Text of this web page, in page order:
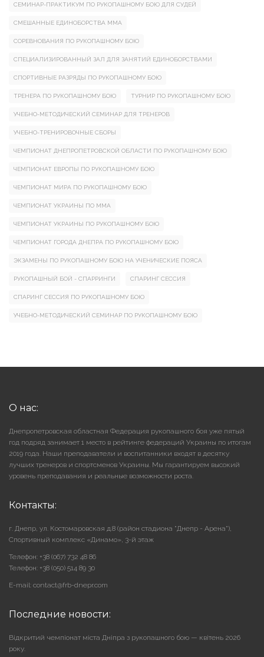
СЕМИНАР-ПРАКТИКУМ ПО РУКОПАШНОМУ БОЮ ДЛЯ СУДЕЙ
СМЕШАННЫЕ ЕДИНОБОРСТВА ММА
СОРЕВНОВАНИЯ ПО РУКОПАШНОМУ БОЮ
СПЕЦИАЛИЗИРОВАННЫЙ ЗАЛ ДЛЯ ЗАНЯТИЙ ЕДИНОБОРСТВАМИ
СПОРТИВНЫЕ РАЗРЯДЫ ПО РУКОПАШНОМУ БОЮ
ТРЕНЕРА ПО РУКОПАШНОМУ БОЮ ТУРНИР ПО РУКОПАШНОМУ БОЮ
УЧЕБНО-МЕТОДИЧЕСКИЙ СЕМИНАР ДЛЯ ТРЕНЕРОВ
УЧЕБНО-ТРЕНИРОВОЧНЫЕ СБОРЫ
ЧЕМПИОНАТ ДНЕПРОПЕТРОВСКОЙ ОБЛАСТИ ПО РУКОПАШНОМУ БОЮ
ЧЕМПИОНАТ ЕВРОПЫ ПО РУКОПАШНОМУ БОЮ
ЧЕМПИОНАТ МИРА ПО РУКОПАШНОМУ БОЮ
ЧЕМПИОНАТ УКРАИНЫ ПО ММА
ЧЕМПИОНАТ УКРАИНЫ ПО РУКОПАШНОМУ БОЮ
ЧЕМПИОНАТ ГОРОДА ДНЕПРА ПО РУКОПАШНОМУ БОЮ
ЭКЗАМЕНЫ ПО РУКОПАШНОМУ БОЮ НА УЧЕНИЧЕСКИЕ ПОЯСА
РУКОПАШНЫЙ БОЙ - СПАРРИНГИ СПАРИНГ СЕССИЯ
СПАРИНГ СЕССИЯ ПО РУКОПАШНОМУ БОЮ
УЧЕБНО-МЕТОДИЧЕСКИЙ СЕМИНАР ПО РУКОПАШНОМУ БОЮ
О нас:
Днепропетровская областная Федерация рукопашного боя уже пятый
год подряд занимает 1 место в рейтинге федераций Украины по итогам
2019 года. Наши преподаватели и воспитанники входят в десятку
лучших тренеров и спортсменов Украины. Мы гарантируем высокий
уровень преподавания и реальные возможности роста.
Контакты:
г. Днепр, ул. Костомаровская д.8 (район стадиона "Днепр - Арена"),
Cпортивный комплекс «Динамо», 3-й этаж
Телефон: +38 (067) 732 48 86
Телефон: +38 (050) 514 89 30
E-mail: contact@frb-dnepr.com
Последние новости:
Відкритий чемпіонат міста Дніпра з рукопашного бою — квітень 2026
року.